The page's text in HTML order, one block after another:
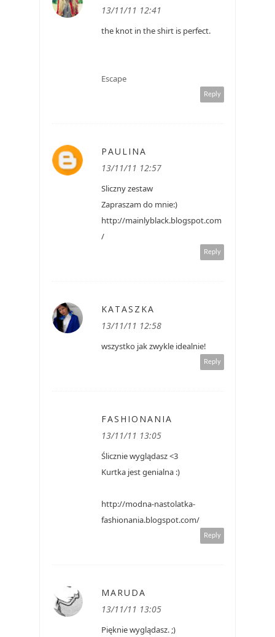
13/11/11 12:41
the knot in the shirt is perfect.
Escape
Reply
PAULINA
13/11/11 12:57
Sliczny zestaw
Zapraszam do mnie:)
http://mainlyblack.blogspot.com
/
Reply
KATASZKA
13/11/11 12:58
wszystko jak zwykle idealnie!
Reply
FASHIONANIA
13/11/11 13:05
Ślicznie wyglądasz <3
Kurtka jest genialna :)
http://modna-nastolatka-
fashionania.blogspot.com/
Reply
MARUDA
13/11/11 13:05
Pięknie wyglądasz. ;)